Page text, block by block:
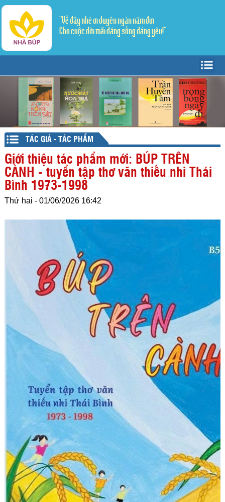
"Về đây nhé ơi duyên ngàn năm đợi
Cho cuộc đời mãi đáng sống đáng yêu!"
Giới thiệu
Tác giả - Tác phẩm
Trang văn ▼
Tản Văn
Truyện ngắn
Thể ký
Trang thơ ▼
Sáng tác
Dịch thơ
Văn học dân gian
Lý luận - Phê bình
Tìm kiếm
TÁC GIẢ - TÁC PHẨM
Giới thiệu tác phẩm mới: BÚP TRÊN
CÀNH - tuyển tập thơ văn thiếu nhi Thái
Bình 1973-1998
Thứ hai - 01/06/2026 16:42